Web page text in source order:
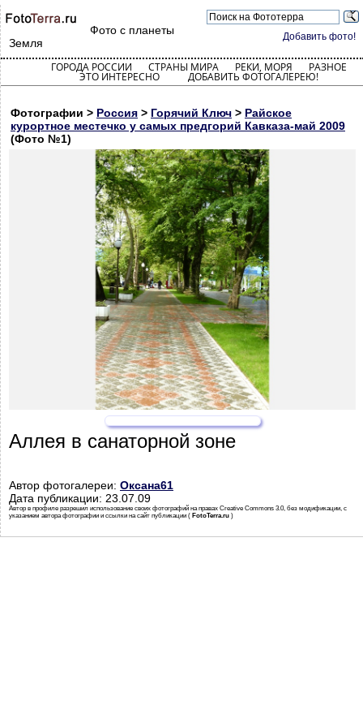
Добавить фото!
Фото с планеты
Земля
ГОРОДА РОССИИ СТРАНЫ МИРА РЕКИ, МОРЯ РАЗНОЕ
ЭТО ИНТЕРЕСНО ДОБАВИТЬ ФОТОГАЛЕРЕЮ!
Фотографии > Россия > Горячий Ключ > Райское
курортное местечко у самых предгорий Кавказа-май 2009
(Фото №1)
Аллея в санаторной зоне
Автор фотогалереи: Оксана61
Дата публикации: 23.07.09
Автор в профиле разрешил использование своих фотографий на правах Creative Commons 3.0, без модификации, с
указанием автора фотографии и ссылки на сайт публикации ( FotoTerra.ru )